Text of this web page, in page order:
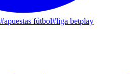
#apuestas fútbol#liga betplay